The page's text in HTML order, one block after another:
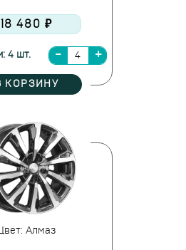
18 480 ₽
4 шт.
КОРЗИНУ
Алмаз